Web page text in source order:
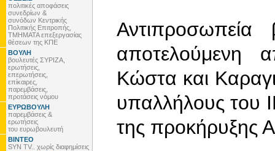
πολιτικές αποφάσεις
συνεδρίων &
συνόδων Κεντρικής
Πολιτικής Επιτροπής,
ΤΜΗΜΑΤΑ επεξεργασίας
θέσεων της ΚΠΕ
ΒΟΥΛΗ
βουλευτές ΣΥΡΙΖΑ,
ερωτήσεις,
επερωτήσεις,
επίκαιρες,
παρεμβάσεις,
προτάσεις νόμου
ΕΥΡΩΒΟΥΛΗ
παρεμβάσεις &
ερωτήσεις
του ευρωβουλευτή
ΒΙΝΤΕΟ
SYN TV.. χωρίς διαφημίσεις
αποτελούμενη
Κώστα και
υπαλλήλους του
της προκήρυξης